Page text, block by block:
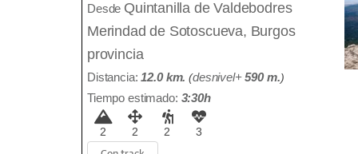
Desde Quintanilla de Valdebodres
Merindad de Sotoscueva, Burgos
provincia
Distancia:12.0 km. (desnivel+590 m.)
Tiempo estimado: 3:30h
2 2 2 3